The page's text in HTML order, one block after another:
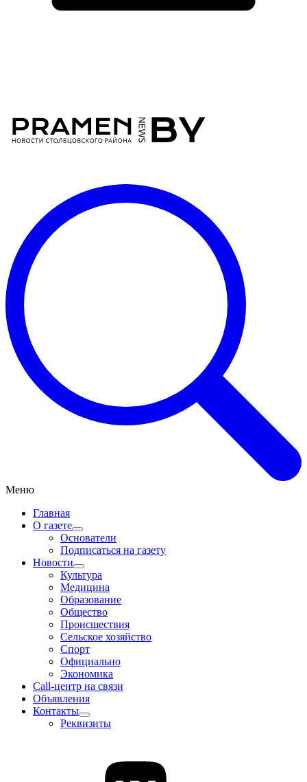
Меню
Главная
О газете
Основатели
Подписаться на газету
Новости
Культура
Медицина
Образование
Общество
Происшествия
Сельское хозяйство
Спорт
Официально
Экономика
Call-центр на связи
Объявления
Контакты
Реквизиты